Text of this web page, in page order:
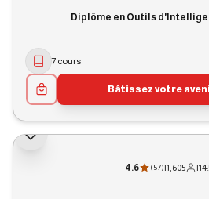
Diplôme en Outils
7 cours
Bâtissez votre
4.6 (57)|1,605 |